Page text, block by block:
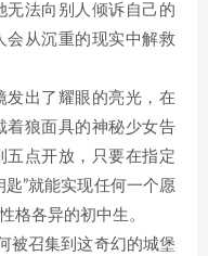
无法向别人倾诉自己的
会从沉重的现实中解救
发出了耀眼的亮光，在
着狼面具的神秘少女告
五点开放，只要在指定
”就能实现任何一个愿
格各异的初中生。
被召集到这奇幻的城堡